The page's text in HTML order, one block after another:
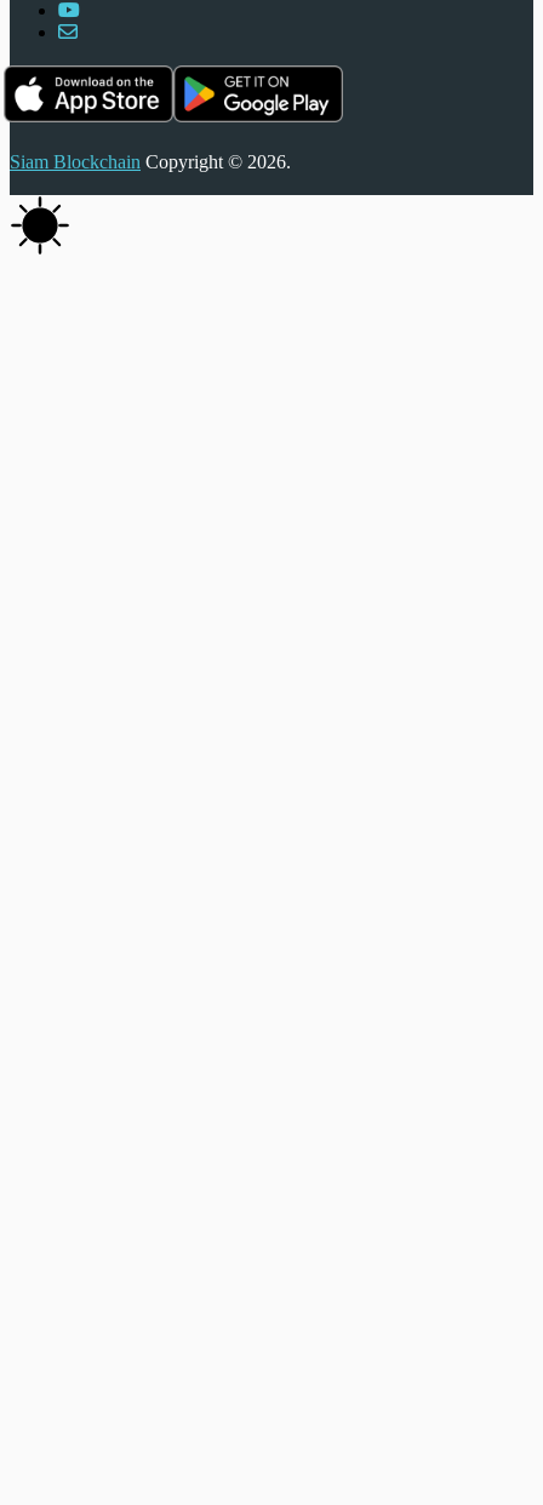
Siam Blockchain Copyright © 2026.